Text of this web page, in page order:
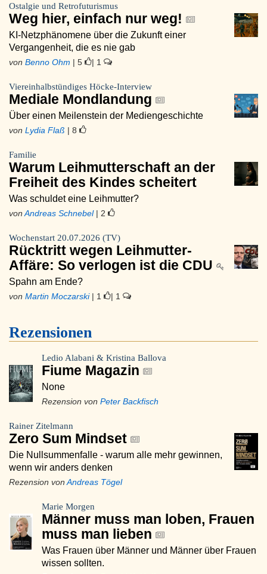
Ostalgie und Retrofuturismus
Weg hier, einfach nur weg!
KI-Netzphänomene über die Zukunft einer
Vergangenheit, die es nie gab
von Benno Ohm | 5 | 1
Viereinhalbstündiges Höcke-Interview
Mediale Mondlandung
Über einen Meilenstein der Mediengeschichte
von Lydia Flaß | 8
Familie
Warum Leihmutterschaft an der
Freiheit des Kindes scheitert
Was schuldet eine Leihmutter?
von Andreas Schnebel| 2
Wochenstart 20.07.2026 (TV)
Rücktritt wegen Leihmutter-
Affäre: So verlogen ist die CDU
Spahn am Ende?
von Martin Moczarski| 1 | 1
Rezensionen
Ledio Alabani & Kristina Ballova
Fiume Magazin
None
Rezension von Peter Backfisch
Rainer Zitelmann
Zero Sum Mindset
Die Nullsummenfalle - warum alle mehr gewinnen,
wenn wir anders denken
Rezension von Andreas Tögel
Marie Morgen
Männer muss man loben, Frauen
muss man lieben
Was Frauen über Männer und Männer über Frauen
wissen sollten.